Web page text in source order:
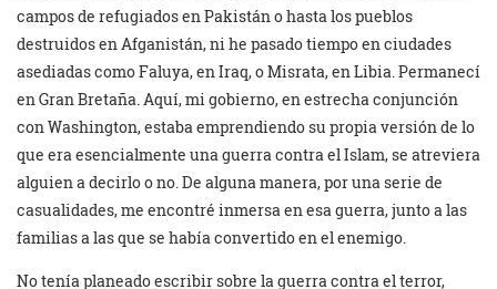
campos de refugiados en Pakistán o hasta los pueblos
destruidos en Afganistán, ni he pasado tiempo en ciudades
asediadas como Faluya, en Iraq, o Misrata, en Libia. Permanecí
en Gran Bretaña. Aquí, mi gobierno, en estrecha conjunción
con Washington, estaba emprendiendo su propia versión de lo
que era esencialmente una guerra contra el Islam, se atreviera
alguien a decirlo o no. De alguna manera, por una serie de
casualidades, me encontré inmersa en esa guerra, junto a las
familias a las que se había convertido en el enemigo.
No tenía planeado escribir sobre la guerra contra el terror,